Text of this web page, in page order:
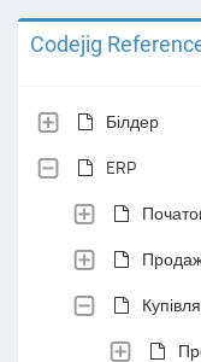
Codejig
Білдер
ERP
Купівля